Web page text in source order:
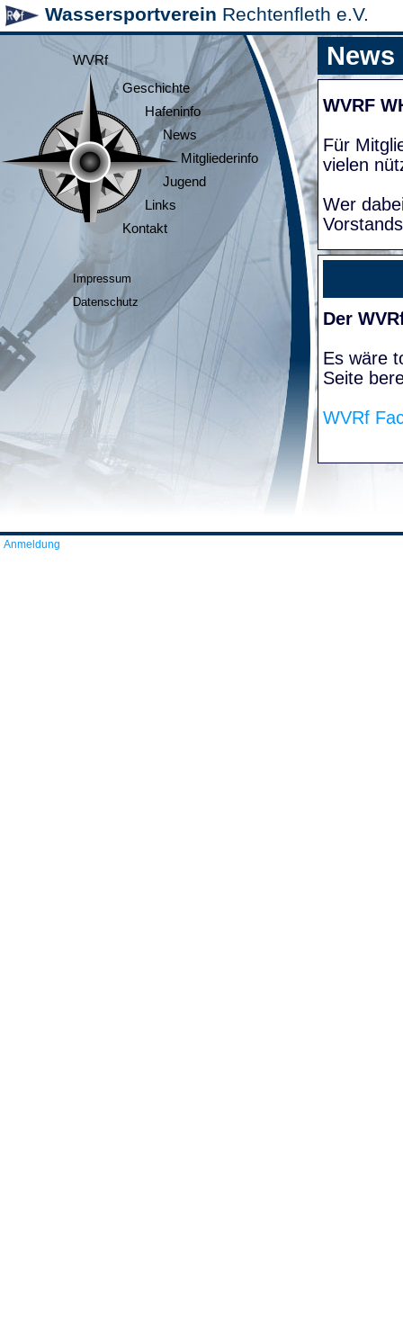
Wassersportverein Rechtenfleth e.V.
WVRf
Geschichte
Hafeninfo
News
Mitgliederinfo
Jugend
Links
Kontakt
Impressum
Datenschutz
News
WVRF
Für
vielen
Wer
Der
Es wäre
Seite
WVRf
Anmeldung